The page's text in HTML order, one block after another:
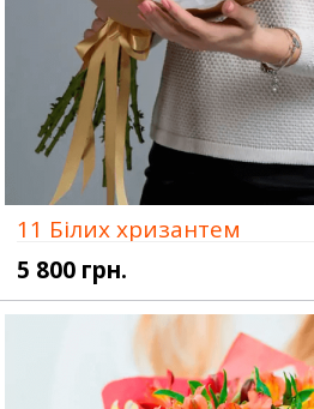
11 Білих хризантем
5 800 грн.